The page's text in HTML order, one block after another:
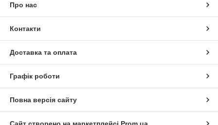
Про нас
Контакти
Доставка та оплата
Графік роботи
Повна версія сайту